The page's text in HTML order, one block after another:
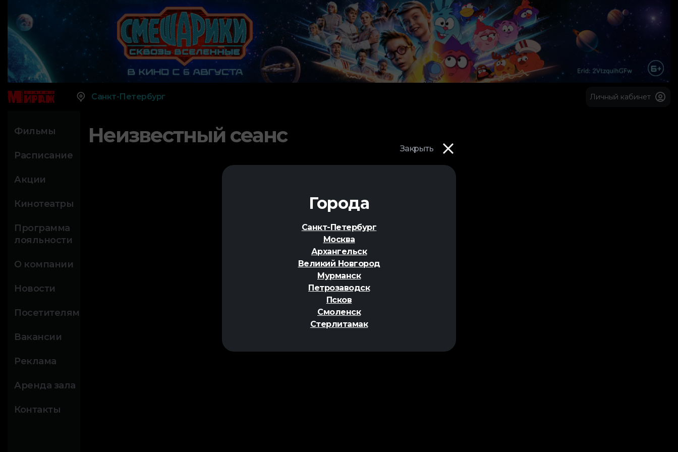
Закрыть
Города
Санкт-Петербург
Москва
Архангельск
Великий Новгород
Мурманск
Петрозаводск
Псков
Смоленск
Стерлитамак
Санкт-Петербург Личный кабинет
Фильмы
Расписание
Акции
Кинотеатры
Программа
лояльности
О компании
Новости
Посетителям
Вакансии
Реклама
Аренда зала
Контакты
Неизвестный сеанс